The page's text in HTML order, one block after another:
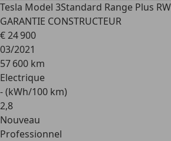
Tesla Model 3Standard Range Plus
GARANTIE CONSTRUCTEUR
€ 24 900
03/2021
57 600 km
Electrique
- (kWh/100 km)
2,8
Nouveau
Professionnel